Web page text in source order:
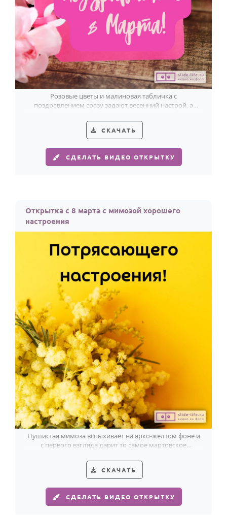
Розовые цветы и малиновая табличка с
поздравлением сразу задают весенний настрой, а
СКАЧАТЬ
СДЕЛАТЬ ВИДЕО ОТКРЫТКУ
Открытка с 8 марта с мимозой хорошего
настроения
Пушистая мимоза вспыхивает на ярко-жёлтом фоне и
с первого взгляда дарит то самое мартовское
СКАЧАТЬ
СДЕЛАТЬ ВИДЕО ОТКРЫТКУ